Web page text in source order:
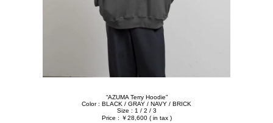
“AZUMA Terry Hoodie”
Color : BLACK / GRAY / NAVY / BRICK
Size : 1 / 2 / 3
Price : ￥28,600 ( in tax )